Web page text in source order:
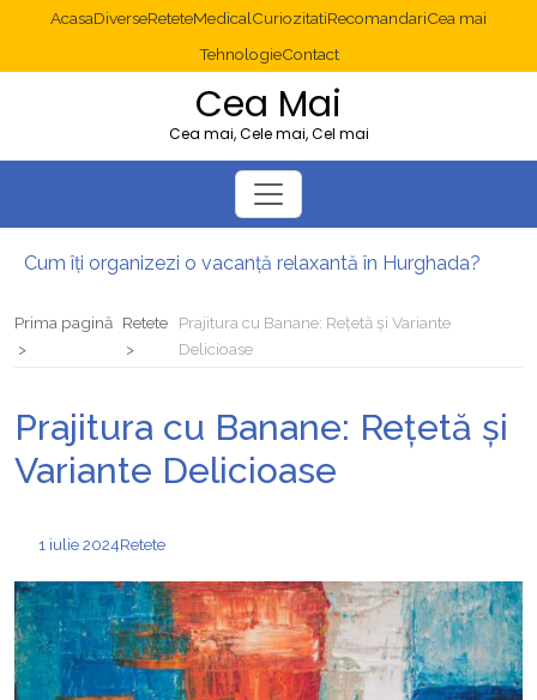
AcasaDiverseReteteMedicalCuriozitatiRecomandariCea mai
TehnologieContact
Cea Mai
Cea mai, Cele mai, Cel mai
Cum îți organizezi o vacanță relaxantă în Hurghada?
Prima pagină Retete
Prajitura cu Banane: Rețetă și Variante
Delicioase
Prajitura cu Banane: Rețetă și
Variante Delicioase
1 iulie 2024Retete